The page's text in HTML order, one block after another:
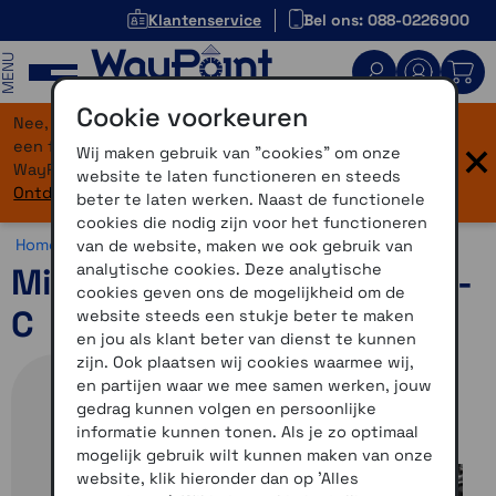
Klantenservice Bel ons: 088-0226900
Nee, je bent niet verdwaald! Onze website heeft
een flinke upgrade gekregen. Dezelfde vertrouwde
WayPoint-service, maar dan in een modern jasje.
Ontdek hier wat er allemaal nieuw is.
×
Home >Overig >Midland >Diversen
Midland DIN USB-A en USB-
C
Cookie voorkeuren
Wij maken gebruik van "cookies" om onze
website te laten functioneren en steeds
beter te laten werken. Naast de functionele
cookies die nodig zijn voor het functioneren
van de website, maken we ook gebruik van
analytische cookies. Deze analytische
cookies geven ons de mogelijkheid om de
website steeds een stukje beter te maken
en jou als klant beter van dienst te kunnen
zijn. Ook plaatsen wij cookies waarmee wij,
en partijen waar we mee samen werken, jouw
gedrag kunnen volgen en persoonlijke
informatie kunnen tonen. Als je zo optimaal
mogelijk gebruik wilt kunnen maken van onze
website, klik hieronder dan op 'Alles